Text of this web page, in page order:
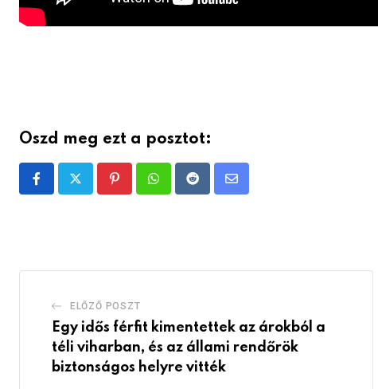
Oszd meg ezt a posztot:
PinterestWhatsappRedditShare
ELŐZŐ POSZT
Egy idős férfit kimentettek az árokból a
téli viharban, és az állami rendőrök
biztonságos helyre vitték